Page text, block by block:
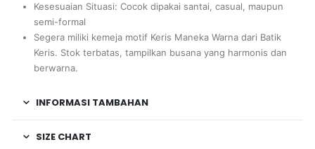
Kesesuaian Situasi: Cocok dipakai santai, casual, maupun
semi-formal
Segera miliki kemeja motif Keris Maneka Warna dari Batik
Keris. Stok terbatas, tampilkan busana yang harmonis dan
berwarna.
INFORMASI TAMBAHAN
SIZE CHART